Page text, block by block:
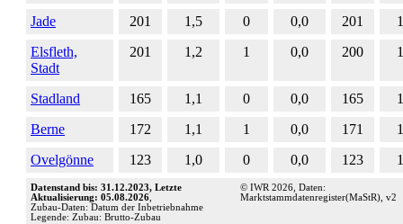
Jade
201 1,5 0 0,0 201
Elsfleth,
Stadt
201 1,2 1 0,0 200
Stadland 165 1,1 0 0,0 165
Berne
172 1,1 1 0,0 171
Ovelgönne
123 1,0 0 0,0 123
Datenstand bis: 31.12.2023, Letzte
Aktualisierung: 05.08.2026
Zubau-Daten: Datum der Inbetriebnahme
Legende: Zubau: Brutto-Zubau
© IWR 2026, Daten:
Marktstammdatenregister(MaStR), v2